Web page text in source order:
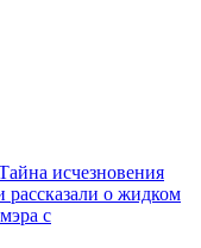
исчезновения
рассказали о жидком
с